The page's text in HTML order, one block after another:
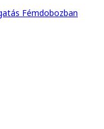
Fémdobozban